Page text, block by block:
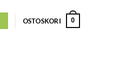
OSTOSKORI 0